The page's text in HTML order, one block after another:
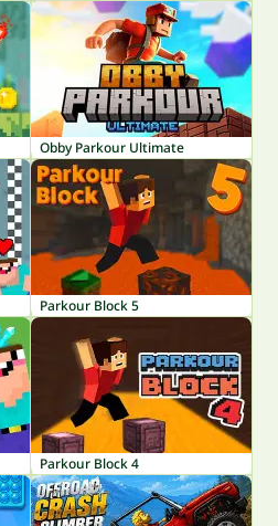
Obby Parkour Ultimate
Parkour Block 5
Parkour Block 4